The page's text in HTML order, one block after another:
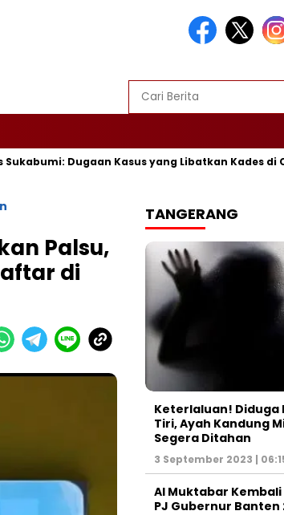
Dugaan Kasus yang Libatkan Kades di Ciemas
Palsu,
di
TANGERANG
Keterlaluan! Diduga
Tiri, Ayah Kandung
Segera Ditahan
3 September 2023 |
Al Muktabar
PJ Gubernur Banten